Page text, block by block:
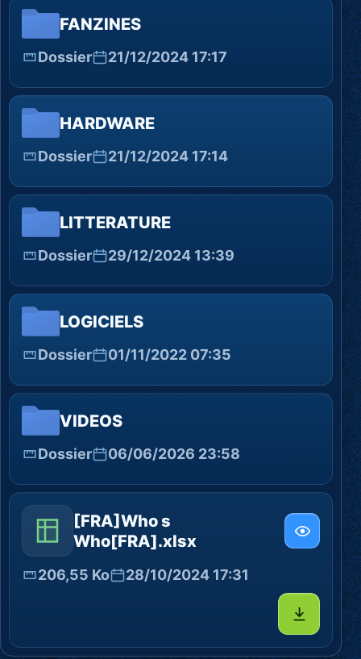
FANZINES
Dossier 21/12/2024 17:17
HARDWARE
Dossier 21/12/2024 17:14
LITTERATURE
Dossier 29/12/2024 13:39
LOGICIELS
Dossier 01/11/2022 07:35
VIDEOS
Dossier 06/06/2026 23:58
[FRA]Who s
Who[FRA].xlsx
206,55 Ko 28/10/2024 17:31